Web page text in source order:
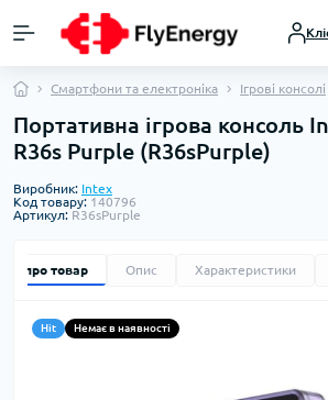
Смартфони та електроніка Ігрові консолі
Портативна ігрова консоль
R36s Purple (R36sPurple)
Виробник: Intex
Код товару: 140796
Артикул: R36sPurple
про товар Опис Характеристики
Hit Немає в наявності